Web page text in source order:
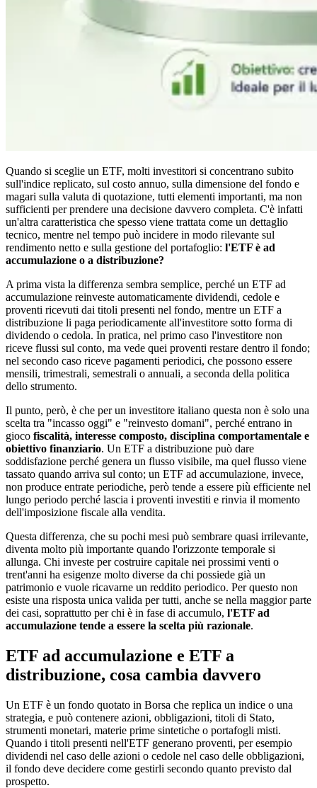
Quando si sceglie un ETF, molti investitori si concentrano subito
sull'indice replicato, sul costo annuo, sulla dimensione del fondo e
magari sulla valuta di quotazione, tutti elementi importanti, ma non
sufficienti per prendere una decisione davvero completa. C'è infatti
un'altra caratteristica che spesso viene trattata come un dettaglio
tecnico, mentre nel tempo può incidere in modo rilevante sul
rendimento netto e sulla gestione del portafoglio: l'ETF è ad
accumulazione o a distribuzione?
A prima vista la differenza sembra semplice, perché un ETF ad
accumulazione reinveste automaticamente dividendi, cedole e
proventi ricevuti dai titoli presenti nel fondo, mentre un ETF a
distribuzione li paga periodicamente all'investitore sotto forma di
dividendo o cedola. In pratica, nel primo caso l'investitore non
riceve flussi sul conto, ma vede quei proventi restare dentro il fondo;
nel secondo caso riceve pagamenti periodici, che possono essere
mensili, trimestrali, semestrali o annuali, a seconda della politica
dello strumento.
Il punto, però, è che per un investitore italiano questa non è solo una
scelta tra "incasso oggi" e "reinvesto domani", perché entrano in
gioco fiscalità, interesse composto, disciplina comportamentale e
obiettivo finanziario. Un ETF a distribuzione può dare
soddisfazione perché genera un flusso visibile, ma quel flusso viene
tassato quando arriva sul conto; un ETF ad accumulazione, invece,
non produce entrate periodiche, però tende a essere più efficiente nel
lungo periodo perché lascia i proventi investiti e rinvia il momento
dell'imposizione fiscale alla vendita.
Questa differenza, che su pochi mesi può sembrare quasi irrilevante,
diventa molto più importante quando l'orizzonte temporale si
allunga. Chi investe per costruire capitale nei prossimi venti o
trent'anni ha esigenze molto diverse da chi possiede già un
patrimonio e vuole ricavarne un reddito periodico. Per questo non
esiste una risposta unica valida per tutti, anche se nella maggior parte
dei casi, soprattutto per chi è in fase di accumulo, l'ETF ad
accumulazione tende a essere la scelta più razionale.
ETF ad accumulazione e ETF a
distribuzione, cosa cambia davvero
Un ETF è un fondo quotato in Borsa che replica un indice o una
strategia, e può contenere azioni, obbligazioni, titoli di Stato,
strumenti monetari, materie prime sintetiche o portafogli misti.
Quando i titoli presenti nell'ETF generano proventi, per esempio
dividendi nel caso delle azioni o cedole nel caso delle obbligazioni,
il fondo deve decidere come gestirli secondo quanto previsto dal
prospetto.